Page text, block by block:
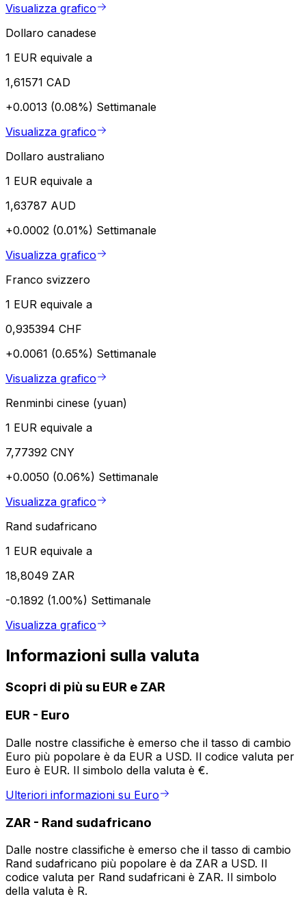
Visualizza grafico
Dollaro canadese
1 EUR equivale a
1,61571 CAD
+0.0013 (0.08%) Settimanale
Visualizza grafico
Dollaro australiano
1 EUR equivale a
1,63787 AUD
+0.0002 (0.01%) Settimanale
Visualizza grafico
Franco svizzero
1 EUR equivale a
0,935394 CHF
+0.0061 (0.65%) Settimanale
Visualizza grafico
Renminbi cinese (yuan)
1 EUR equivale a
7,77392 CNY
+0.0050 (0.06%) Settimanale
Visualizza grafico
Rand sudafricano
1 EUR equivale a
18,8049 ZAR
-0.1892 (1.00%) Settimanale
Visualizza grafico
Informazioni sulla valuta
Scopri di più su EUR e ZAR
EUR - Euro
Dalle nostre classifiche è emerso che il tasso di cambio
Euro più popolare è da EUR a USD. Il codice valuta per
Euro è EUR. Il simbolo della valuta è €.
Ulteriori informazioni su Euro
ZAR - Rand sudafricano
Dalle nostre classifiche è emerso che il tasso di cambio
Rand sudafricano più popolare è da ZAR a USD. Il
codice valuta per Rand sudafricani è ZAR. Il simbolo
della valuta è R.